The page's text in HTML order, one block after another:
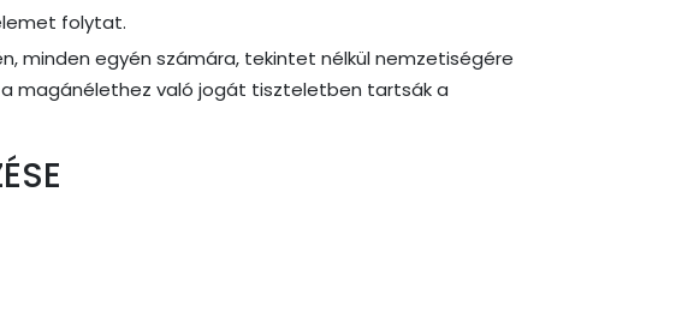
folytat.
minden egyén számára, tekintet nélkül nemzetiségére
magánélethez való jogát tiszteletben tartsák a